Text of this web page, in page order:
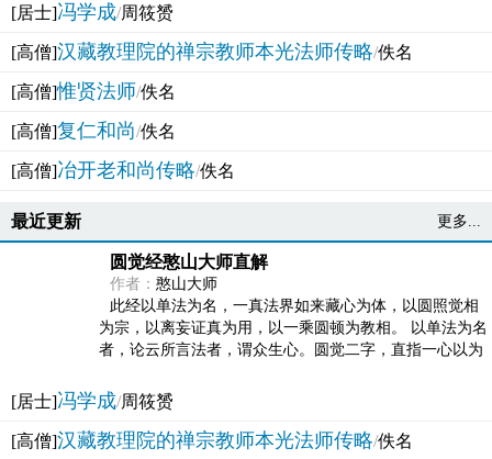
[居士]冯学成/周筱赟
[高僧]汉藏教理院的禅宗教师本光法师传略/佚名
[高僧]惟贤法师/佚名
[高僧]复仁和尚/佚名
[高僧]冶开老和尚传略/佚名
最近更新 更多...
圆觉经憨山大师直解
作者： 憨山大师
此经以单法为名，一真法界如来藏心为体，以圆照觉相
为宗，以离妄证真为用，以一乘圆顿为教相。 以单法为名
者，论云所言法者，谓众生心。圆觉二字，直指一心以为
[居士]冯学成/周筱赟
[高僧]汉藏教理院的禅宗教师本光法师传略/佚名